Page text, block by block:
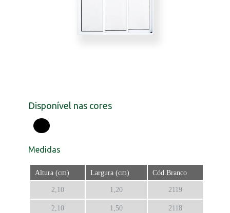
Disponível nas cores
Medidas
Altura (cm) Largura (cm) Cód.Branco
2,10 1,20 2119
2,10 1,50 2118